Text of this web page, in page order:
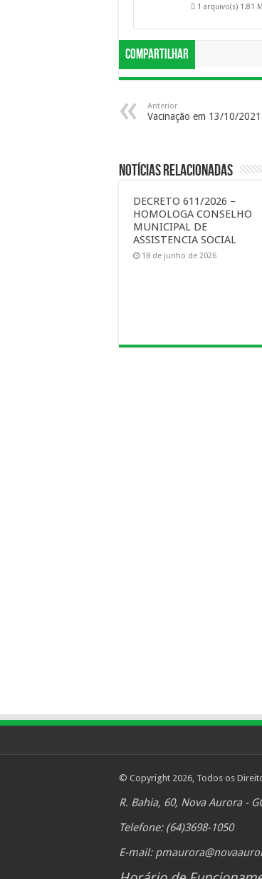
1 arquivo(s) 1.81
Compartilhar
Anterior
Vacinação em 13/10/
Notícias Relacionadas
DECRETO 611/2026 –
HOMOLOGA CONSELHO
MUNICIPAL DE
ASSISTENCIA SOCIAL
18 de junho de 2026
© Copyright 2026, Todos os
R. Bahia, 60, Nova Aurora -
Telefone: (64)3698-1050
E-mail: